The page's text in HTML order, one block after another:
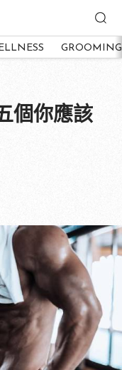
GROOMING
個你應該